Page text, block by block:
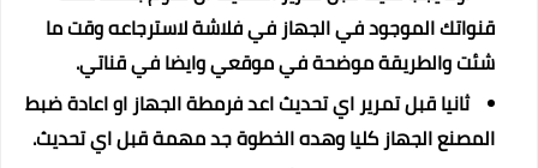
قنواتك الموجود في الجهاز في فلاشة لاسترجاعه وقت ما
شئت والطريقة موضحة في موقعي وايضا في قناتي.
ثانيا قبل تمرير اي تحديث اعد فرمطة الجهاز او اعادة ضبط
المصنع الجهاز كليا وهده الخطوة جد مهمة قبل اي تحديث.